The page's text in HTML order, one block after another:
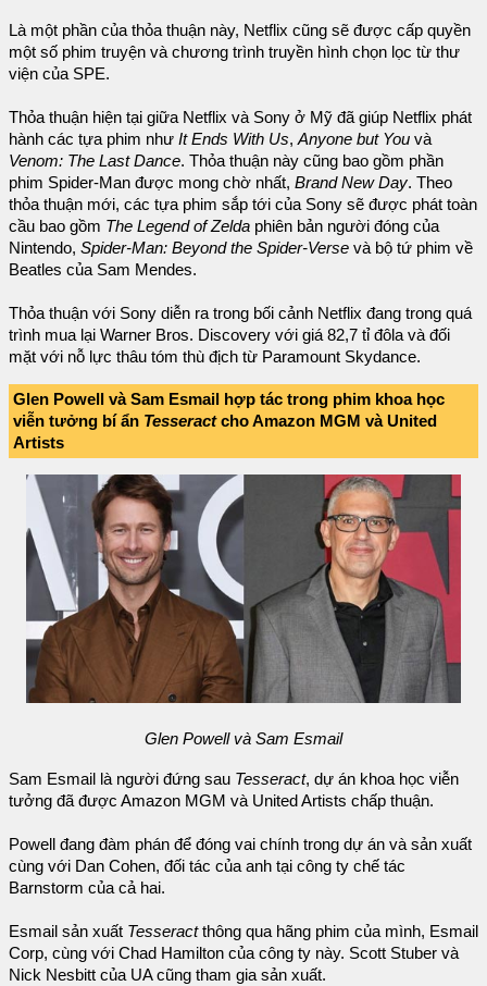
Là một phần của thỏa thuận này, Netflix cũng sẽ được cấp quyền
một số phim truyện và chương trình truyền hình chọn lọc từ thư
viện của SPE.
Thỏa thuận hiện tại giữa Netflix và Sony ở Mỹ đã giúp Netflix phát
hành các tựa phim như It Ends With Us,Anyone but You và
Venom: The Last Dance. Thỏa thuận này cũng bao gồm phần
phim Spider-Man được mong chờ nhất, Brand New Day. Theo
thỏa thuận mới, các tựa phim sắp tới của Sony sẽ được phát toàn
cầu bao gồm The Legend of Zelda phiên bản người đóng của
Nintendo, Spider-Man: Beyond the Spider-Verse và bộ tứ phim về
Beatles của Sam Mendes.
Thỏa thuận với Sony diễn ra trong bối cảnh Netflix đang trong quá
trình mua lại Warner Bros. Discovery với giá 82,7 tỉ đôla và đối
mặt với nỗ lực thâu tóm thù địch từ Paramount Skydance.
Glen Powell và Sam Esmail hợp tác trong phim khoa học
viễn tưởng bí ẩn Tesseractcho Amazon MGM và United
Artists
Glen Powell và Sam Esmail
Sam Esmail là người đứng sau Tesseract, dự án khoa học viễn
tưởng đã được Amazon MGM và United Artists chấp thuận.
Powell đang đàm phán để đóng vai chính trong dự án và sản xuất
cùng với Dan Cohen, đối tác của anh tại công ty chế tác
Barnstorm của cả hai.
Esmail sản xuất Tesseractthông qua hãng phim của mình, Esmail
Corp, cùng với Chad Hamilton của công ty này. Scott Stuber và
Nick Nesbitt của UA cũng tham gia sản xuất.